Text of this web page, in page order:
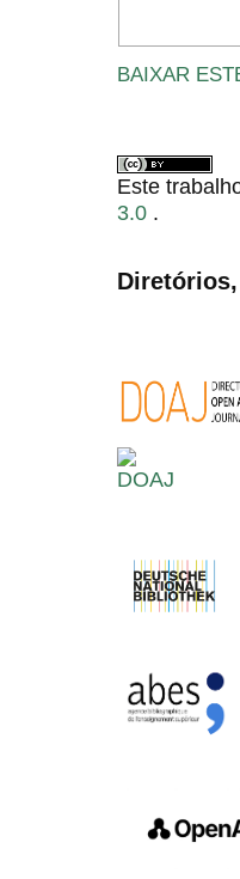
BAIXAR
Este
3.0 .